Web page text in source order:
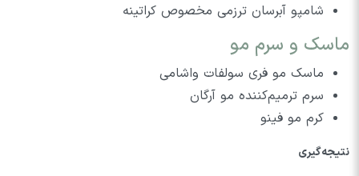
شامپو آبرسان ترزمی مخصوص کراتینه
ماسک و سرم مو
ماسک مو فری سولفات واشامی
سرم ترمیم‌کننده مو آرگان
کرم مو فینو
نتیجه‌گیری